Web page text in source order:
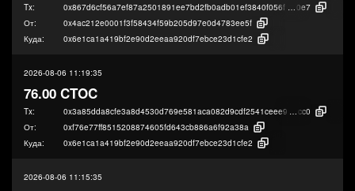
Tx: 0x867d6cf56a7ef87a2501891ee7bd2fb0adb01ef3840f056f6708bd831d36b
0e7
От:
0x4ac212e0001f3f58434f59b205d97e0d4783ee5f
Куда:
0x6e1ca1a419bf2e90d2eeaa920df7ebce23d1cfe2
2026-08-06 11:19:35
76.00 CTOC
Tx: 0x3a85dda8cfe3a8d4530d769e581aca082d9cdf2541ceee9486061fa561689
cc0
От:
0xf76e77ff8515208874605fd643cb886a6f92a38a
Куда:
0x6e1ca1a419bf2e90d2eeaa920df7ebce23d1cfe2
2026-08-06 11:15:35